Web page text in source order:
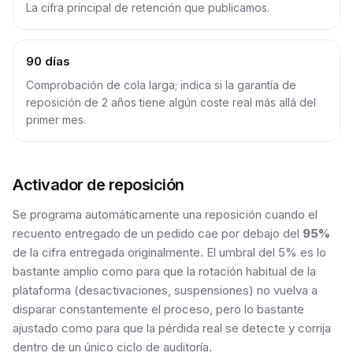
La cifra principal de retención que publicamos.
90 días
Comprobación de cola larga; indica si la garantía de
reposición de 2 años tiene algún coste real más allá del
primer mes.
Activador de reposición
Se programa automáticamente una reposición cuando el
recuento entregado de un pedido cae por debajo del 95%
de la cifra entregada originalmente. El umbral del 5% es lo
bastante amplio como para que la rotación habitual de la
plataforma (desactivaciones, suspensiones) no vuelva a
disparar constantemente el proceso, pero lo bastante
ajustado como para que la pérdida real se detecte y corrija
dentro de un único ciclo de auditoría.